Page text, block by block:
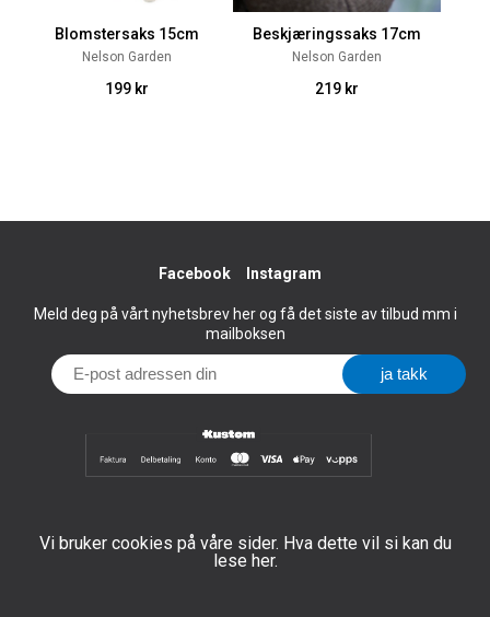
Blomstersaks 15cm
Nelson Garden
199 kr
Beskjæringssaks 17cm
Nelson Garden
219 kr
Facebook Instagram
Meld deg på vårt nyhetsbrev her og få det siste av tilbud mm i
mailboksen
Vi bruker cookies på våre sider. Hva dette vil si kan du
lese her.